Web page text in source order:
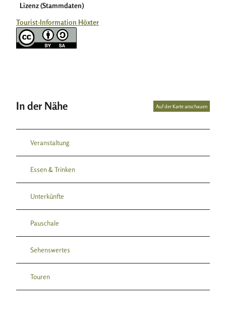
Lizenz (Stammdaten)
Tourist-Information Höxter
In der Nähe Auf der Karte anschauen
Veranstaltung
Essen & Trinken
Unterkünfte
Pauschale
Sehenswertes
Touren